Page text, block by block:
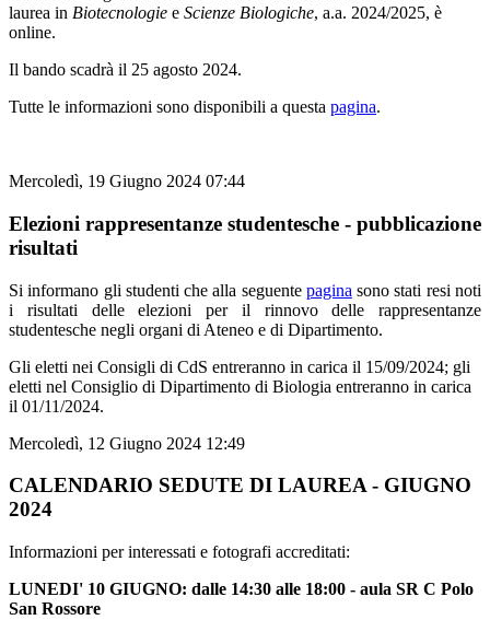
laurea in Biotecnologie e Scienze Biologiche, a.a. 2024/2025, è
online.
Il bando scadrà il 25 agosto 2024.
Tutte le informazioni sono disponibili a questa pagina.
Mercoledì, 19 Giugno 2024 07:44
Elezioni rappresentanze studentesche - pubblicazione
risultati
Si informano gli studenti che alla seguente pagina sono stati resi noti
i risultati delle elezioni per il rinnovo delle rappresentanze
studentesche negli organi di Ateneo e di Dipartimento.
Gli eletti nei Consigli di CdS entreranno in carica il 15/09/2024; gli
eletti nel Consiglio di Dipartimento di Biologia entreranno in carica
il 01/11/2024.
Mercoledì, 12 Giugno 2024 12:49
CALENDARIO SEDUTE DI LAUREA - GIUGNO
2024
Informazioni per interessati e fotografi accreditati:
LUNEDI' 10 GIUGNO: dalle 14:30 alle 18:00 - aula SR C Polo
San Rossore